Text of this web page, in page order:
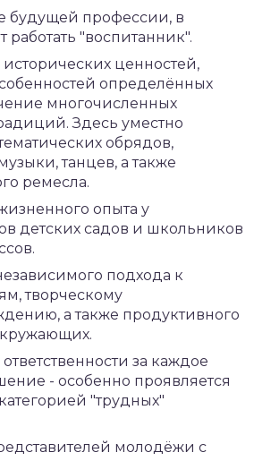
будущей профессии, в
работать "воспитанник".
ценностей,
определённых
многочисленных
Здесь уместно
обрядов,
танцев, а также
ремесла.
опыта у
детских садов и школьников
подхода к
творческому
а также продуктивного
за каждое
- особенно проявляется
"трудных"
молодёжи с